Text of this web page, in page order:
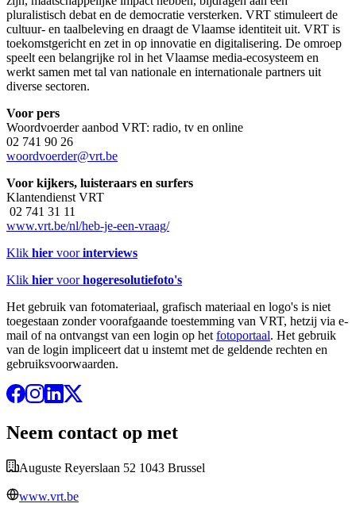
pluralistisch debat en de democratie versterken. VRT stimuleert de
cultuur- en taalbeleving en draagt de Vlaamse identiteit uit. VRT is
toekomstgericht en zet in op innovatie en digitalisering. De omroep
speelt een belangrijke rol in het Vlaamse media-ecosysteem en
werkt samen met tal van nationale en internationale partners uit
diverse sectoren.
Voor pers
Woordvoerder aanbod VRT: radio, tv en online
02 741 90 26
woordvoerder@vrt.be
Voor kijkers, luisteraars en surfers
Klantendienst VRT
02 741 31 11
www.vrt.be/nl/heb-je-een-vraag/
Klik hier voorinterviews
Klik hier voorhogeresolutiefoto's
Het gebruik van fotomateriaal, grafisch materiaal en logo's is niet
toegestaan zonder voorafgaande toestemming van VRT, hetzij via e-
mail of na ontvangst van een login op het fotoportaal. Het gebruik
van de login impliceert dat u instemt met de geldende rechten en
gebruiksvoorwaarden.
Neem contact op met
Auguste Reyerslaan 52 1043 Brussel
www.vrt.be